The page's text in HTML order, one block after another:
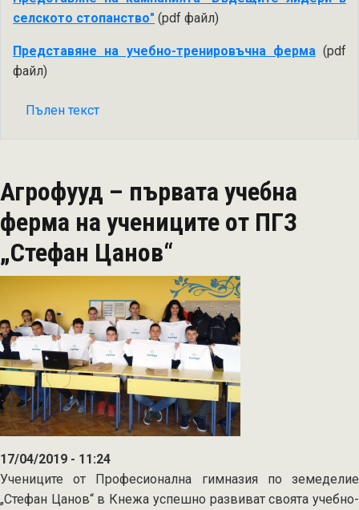
селското стопанство" (pdf файл)
Представяне на учебно-тренировъчна ферма(pdf
файл)
Пълен текст
на
„Учебни
ферми“
Агрофууд – първата учебна
ферма на учениците от ПГЗ
„Стефан Цанов“
17/04/2019 - 11:24
Учениците от Професионална гимназия по земеделие
„Стефан Цанов“ в Кнежа успешно развиват своята учебно-